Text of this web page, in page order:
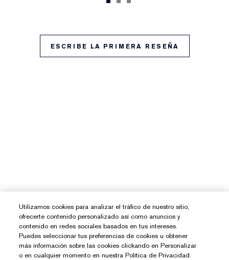
ESCRIBE LA PRIMERA RESEÑA
Utilizamos cookies para analizar el tráfico de nuestro sitio,
ofrecerte contenido personalizado así como anuncios y
contenido en redes sociales basados en tus intereses.
Puedes seleccionar tus preferencias de cookies u obtener
más información sobre las cookies clickando en Personalizar
o en cualquier momento en nuestra Política de Privacidad.